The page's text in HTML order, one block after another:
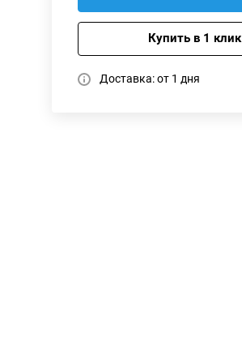
Купить в 1 клик
Доставка: от 1 дня